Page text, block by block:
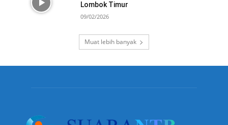
Lombok Timur
09/02/2026
Muat lebih banyak